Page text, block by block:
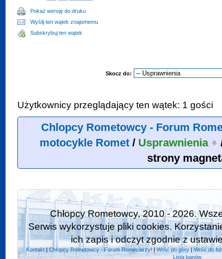
Pokaż wersję do druku
Wyślij ten wątek znajomemu
Subskrybuj ten wątek
Skocz do:
Użytkownicy przeglądający ten wątek: 1 gości
Chlopcy Rometowcy - Forum
motocykle Romet/ Usprawnienia
strony
Chłopcy Rometowcy, 2010 - 2026.
Serwis wykorzystuje pliki cookies.
ich zapis i odczyt zgodnie z
Kontakt| Chlopcy Rometowcy - Forum Romeciarzy! |Wróć do góry| Wróć do
Lista banów